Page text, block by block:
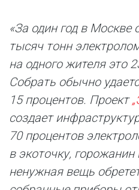
«За один год в Москве
тысяч тонн
на одного жителя это
Собрать обычно
15 процентов. Проект
создает
70 процентов
в экоточку,
ненужная вещь